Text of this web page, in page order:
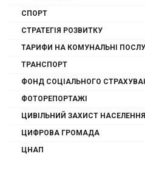
СПОРТ
СТРАТЕГІЯ РОЗВИТКУ
ТАРИФИ НА КОМУНАЛЬНІ
ТРАНСПОРТ
ФОНД СОЦІАЛЬНОГО
ФОТОРЕПОРТАЖІ
ЦИВІЛЬНИЙ ЗАХИСТ НАСЕЛЕННЯ
ЦИФРОВА ГРОМАДА
ЦНАП